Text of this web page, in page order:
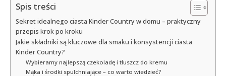
Spis treści
Sekret idealnego ciasta Kinder Country w domu – praktyczny
przepis krok po kroku
Jakie składniki są kluczowe dla smaku i konsystencji ciasta
Kinder Country?
Wybieramy najlepszą czekoladę i tłuszcz do kremu
Mąka i środki spulchniające – co warto wiedzieć?